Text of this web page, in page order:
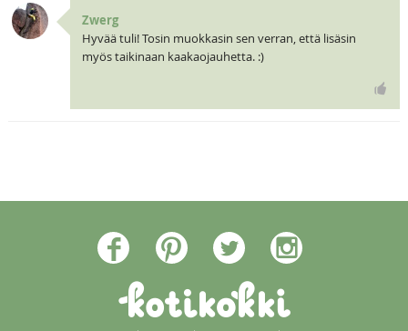
Zwerg
Hyvää tuli! Tosin muokkasin sen verran, että lisäsin
myös taikinaan kaakaojauhetta. :)